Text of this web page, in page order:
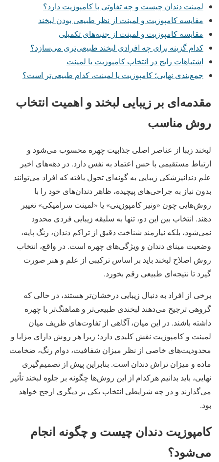
لمینت دندان چیست و چه تفاوتی با کامپوزیت دارد؟
مقایسه کامپوزیت و لمینت از نظر طبیعی بودن لبخند
مقایسه کامپوزیت و لمینت از جنبه‌های تکمیلی
کدام گزینه برای چه افرادی لبخند طبیعی‌تری می‌سازد؟
اشتباهات رایج در انتخاب کامپوزیت یا لمینت
جمع‌بندی نهایی؛ کامپوزیت یا لمینت، کدام طبیعی‌تر است؟
مقدمه‌ای بر زیبایی لبخند و اهمیت انتخاب
روش مناسب
لبخند زیبا از عناصر اصلی جذابیت چهره محسوب می‌شود و
ارتباط مستقیمی با حس اعتماد به نفس دارد. در دهه‌های اخیر
علم دندانپزشکی زیبایی به گونه‌ای تحول یافته که افراد می‌توانند
بدون نیاز به جراحی‌های پیچیده، ظاهر دندان‌های خود را با
روش‌هایی چون «ونیر کامپوزیتی» یا «لمینت سرامیکی» تغییر
دهند. انتخاب بین این دو، تنها به سلیقه زیبایی فردی محدود
نمی‌شود، بلکه نیازمند شناخت دقیق از تراکم دندان، رنگ پایه،
وضعیت مینای دندان و ویژگی‌های چهره است. در واقع، انتخاب
روش اصلاح لبخند باید بر اساس ترکیبی از علم و هنر صورت
گیرد تا نتیجه‌ای طبیعی رقم بخورد.
برخی از افراد به دنبال زیبایی درخشان‌تر هستند، در حالی که
گروهی ترجیح می‌دهند لبخندی طبیعی‌تر و هماهنگ‌تر با چهره
داشته باشند. در این میان، آگاهی از تفاوت‌های ظریف میان
لمینت و کامپوزیت نقش کلیدی دارد؛ زیرا هر روش دارای مزایا و
محدودیت‌های خاصی از نظر میزان شفافیت، دوام رنگ، ضخامت
ماده و میزان تراش دندان است. بنابراین پیش از تصمیم‌گیری
نهایی، باید بدانیم هرکدام از این روش‌ها چگونه بر جلوه لبخند تأثیر
می‌گذارند و در چه شرایطی انتخاب یکی بر دیگری ارجح خواهد
بود.
کامپوزیت دندان چیست و چگونه انجام
می‌شود؟